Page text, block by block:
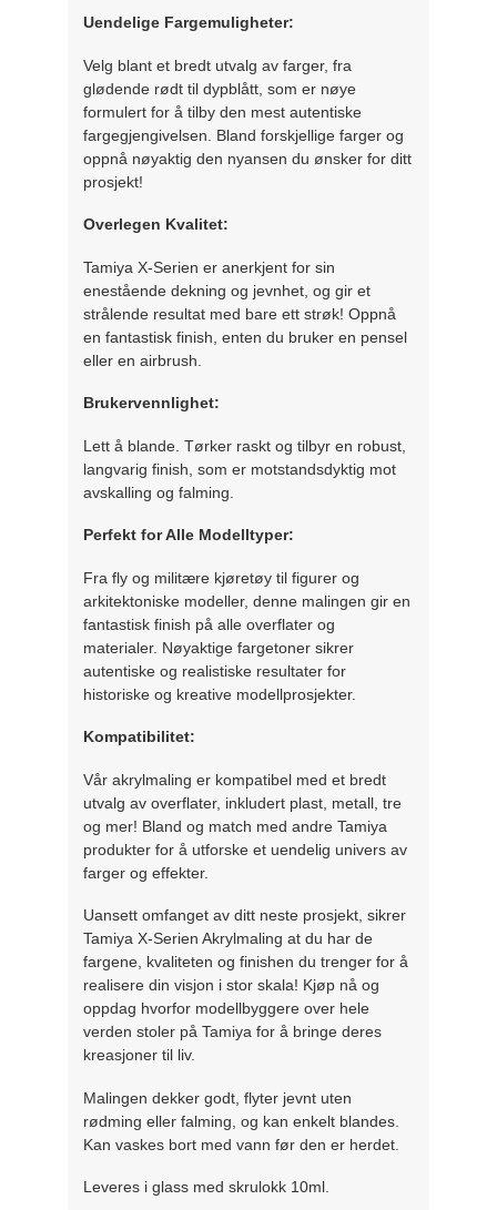
Uendelige Fargemuligheter:
Velg blant et bredt utvalg av farger, fra
glødende rødt til dypblått, som er nøye
formulert for å tilby den mest autentiske
fargegjengivelsen. Bland forskjellige farger og
oppnå nøyaktig den nyansen du ønsker for ditt
prosjekt!
Overlegen Kvalitet:
Tamiya X-Serien er anerkjent for sin
enestående dekning og jevnhet, og gir et
strålende resultat med bare ett strøk! Oppnå
en fantastisk finish, enten du bruker en pensel
eller en airbrush.
Brukervennlighet:
Lett å blande. Tørker raskt og tilbyr en robust,
langvarig finish, som er motstandsdyktig mot
avskalling og falming.
Perfekt for Alle Modelltyper:
Fra fly og militære kjøretøy til figurer og
arkitektoniske modeller, denne malingen gir en
fantastisk finish på alle overflater og
materialer. Nøyaktige fargetoner sikrer
autentiske og realistiske resultater for
historiske og kreative modellprosjekter.
Kompatibilitet:
Vår akrylmaling er kompatibel med et bredt
utvalg av overflater, inkludert plast, metall, tre
og mer! Bland og match med andre Tamiya
produkter for å utforske et uendelig univers av
farger og effekter.
Uansett omfanget av ditt neste prosjekt, sikrer
Tamiya X-Serien Akrylmaling at du har de
fargene, kvaliteten og finishen du trenger for å
realisere din visjon i stor skala! Kjøp nå og
oppdag hvorfor modellbyggere over hele
verden stoler på Tamiya for å bringe deres
kreasjoner til liv.
Malingen dekker godt, flyter jevnt uten
rødming eller falming, og kan enkelt blandes.
Kan vaskes bort med vann før den er herdet.
Leveres i glass med skrulokk 10ml.